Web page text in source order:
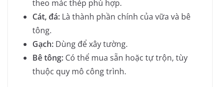
theo mác thép phù hợp.
Cát, đá: Là thành phần chính của vữa và bê
tông.
Gạch: Dùng để xây tường.
Bê tông: Có thể mua sẵn hoặc tự trộn, tùy
thuộc quy mô công trình.